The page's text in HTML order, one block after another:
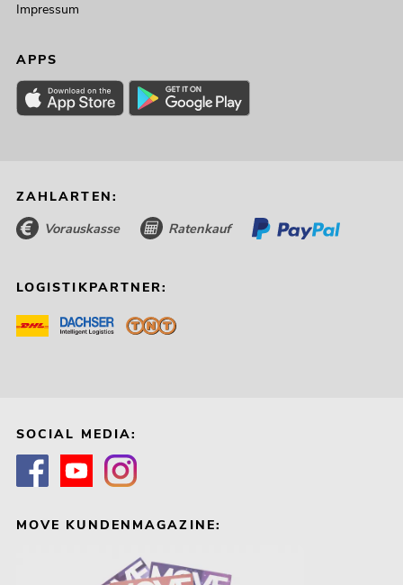
Impressum
APPS
ZAHLARTEN:
Vorauskasse Ratenkauf
LOGISTIKPARTNER:
SOCIAL MEDIA:
MOVE KUNDENMAGAZINE: